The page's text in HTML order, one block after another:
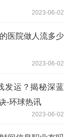
2023-06-02
医院做人流多少
2023-06-02
发运？揭秘深蓝
-环球热讯
2023-06-02